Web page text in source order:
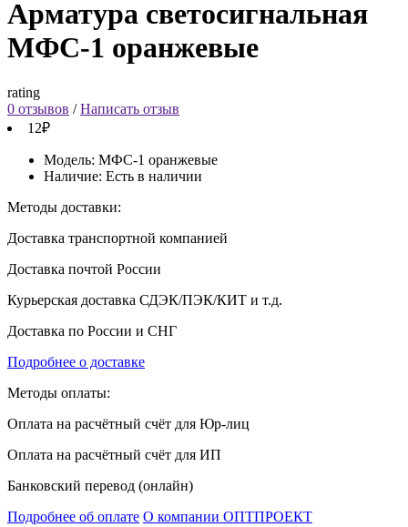
Арматура светосигнальная
МФС-1 оранжевые
rating
0 отзывов /Написать отзыв
12₽
Модель: МФС-1 оранжевые
Наличие: Есть в наличии
Методы доставки:
Доставка транспортной компанией
Доставка почтой России
Курьерская доставка СДЭК/ПЭК/КИТ и т.д.
Доставка по России и СНГ
Подробнее о доставке
Методы оплаты:
Оплата на расчётный счёт для Юр-лиц
Оплата на расчётный счёт для ИП
Банковский перевод (онлайн)
Подробнее об оплате О компании ОПТПРОЕКТ